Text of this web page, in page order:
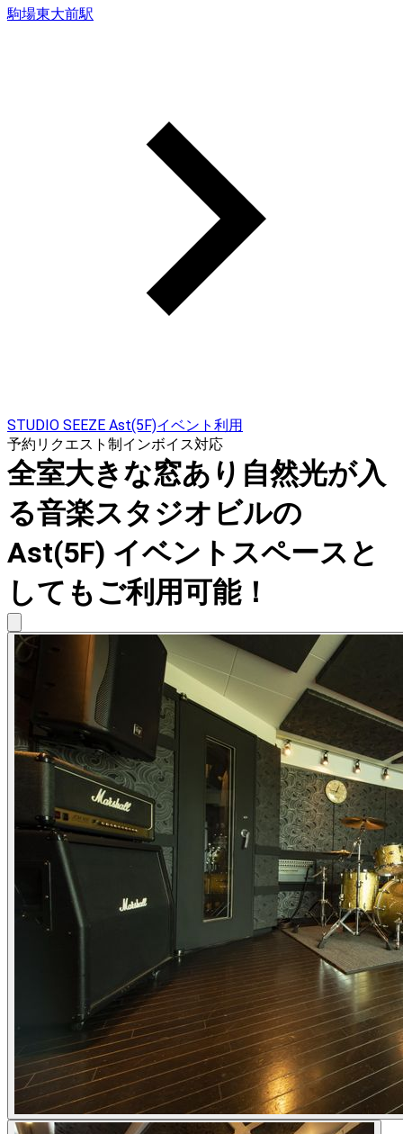
駒場東大前駅
STUDIO SEEZE Ast(5F)イベント利用
予約リクエスト制インボイス対応
全室大きな窓あり自然光が入
る音楽スタジオビルの
Ast(5F) イベントスペースと
してもご利用可能！